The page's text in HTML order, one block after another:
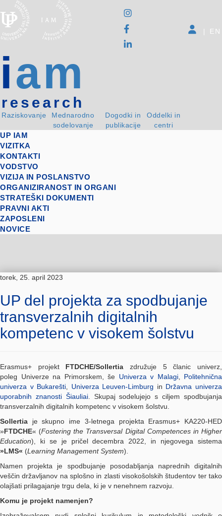
iam
research
Raziskovanje
Mednarodno
sodelovanje
Dogodki in
publikacije
Oddelki in
centri
| EN
UP IAM
VIZITKA
KONTAKTI
VODSTVO
VIZIJA IN POSLANSTVO
ORGANIZIRANOST IN ORGANI
STRATEŠKI DOKUMENTI
PRAVNI AKTI
ZAPOSLENI
NOVICE
torek, 25. april 2023
UP del projekta za spodbujanje
transverzalnih digitalnih
kompetenc v visokem šolstvu
Erasmus+ projekt FTDCHE/Sollertia združuje 5 članic univerz,
poleg Univerze na Primorskem, še Univerza v Malagi, Politehnična
univerza v Bukarešti
Univerza Leuven-Limburg in Državna univerza
uporabnih znanosti Šiauliai. Skupaj sodelujejo s ciljem spodbujanja
transverzalnih digitalnih kompetenc v visokem šolstvu.
Sollertia je skupno ime 3-letnega projekta Erasmus+ KA220-HED
»FTDCHE« (Fostering the Transversal Digital Competences in Higher
Education), ki se je pričel decembra 2022, in njegovega sistema
»LMS« (Learning Management System).
Namen projekta je spodbujanje posodabljanja naprednih digitalnih
veščin državljanov na splošno in zlasti visokošolskih študentov ter tako
olajšati prilagajanje trgu dela, ki je v nenehnem razvoju.
Komu je projekt namenjen?